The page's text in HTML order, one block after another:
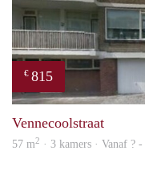
€ 815
Vennecoolstraat
57 m2 · 3 kamers · Vanaf ?